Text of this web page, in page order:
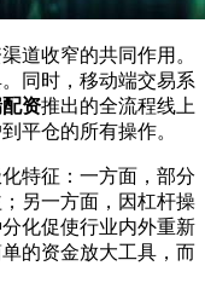
道收窄的共同作用。
同时，移动端交易系
资推出的全流程线上
平仓的所有操作。
特征：一方面，部分
另一方面，因杠杆操
化促使行业内外重新
的资金放大工具，而